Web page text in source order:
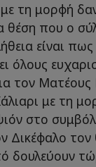
τη μορφή
θέση που ο
είναι
όλους
τον
με τη
στο
Δικέφαλο τον
δουλεύουν